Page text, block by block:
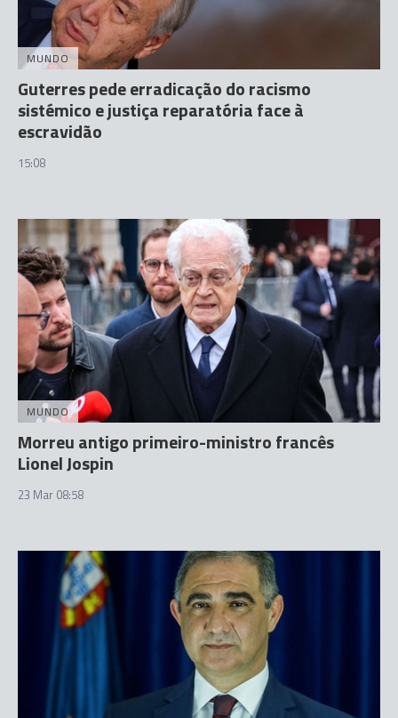
MUNDO
Guterres pede erradicação do racismo
sistémico e justiça reparatória face à
escravidão
15:08
MUNDO
Morreu antigo primeiro-ministro francês
Lionel Jospin
23 Mar 08:58